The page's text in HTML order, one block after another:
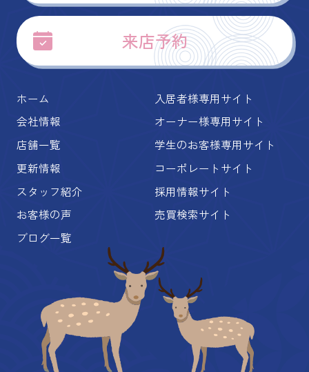
来店予約
ホーム
会社情報
店舗一覧
更新情報
スタッフ紹介
お客様の声
ブログ一覧
入居者様専用サイト
オーナー様専用サイト
学生のお客様専用サイト
コーポレートサイト
採用情報サイト
売買検索サイト